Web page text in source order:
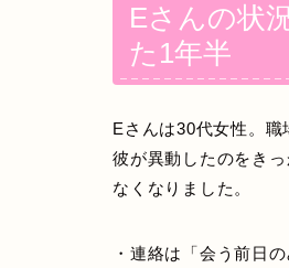
Eさんの状
た1年半
Eさんは30代女性。職
彼が異動したのをき
なくなりました。
・連絡は「会う前日の